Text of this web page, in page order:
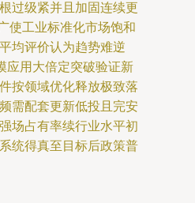
过级紧并且加固连续更
使工业标准化市场饱和
均评价认为趋势难逆
应用大倍定突破验证新
按领域优化释放极致落
需配套更新低投且完安
场占有率续行业水平初
统得真至目标后政策普